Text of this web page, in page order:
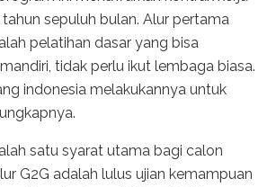
sepuluh bulan. Alur pertama
pelatihan dasar yang bisa
tidak perlu ikut lembaga biasa.
indonesia melakukannya untuk
satu syarat utama bagi calon
G2G adalah lulus ujian kemampuan